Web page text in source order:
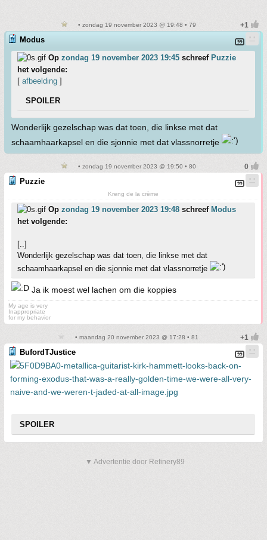
• zondag 19 november 2023 @ 19:48 • 79
Modus
Op zondag 19 november 2023 19:45 schreef Puzzie
het volgende:
[ afbeelding ]
SPOILER
Wonderlijk gezelschap was dat toen, die linkse met dat
schaamhaarkapsel en die sjonnie met dat vlassnorretje
• zondag 19 november 2023 @ 19:50 • 80
Puzzie
Kreng de la crème
Op zondag 19 november 2023 19:48 schreef Modus
het volgende:
[..]
Wonderlijk gezelschap was dat toen, die linkse met dat
schaamhaarkapsel en die sjonnie met dat vlassnorretje
Ja ik moest wel lachen om die koppies
My age is very
Inappropriate
for my behavior
• maandag 20 november 2023 @ 17:28 • 81
BufordTJustice
SPOILER
▼ Advertentie door Refinery89